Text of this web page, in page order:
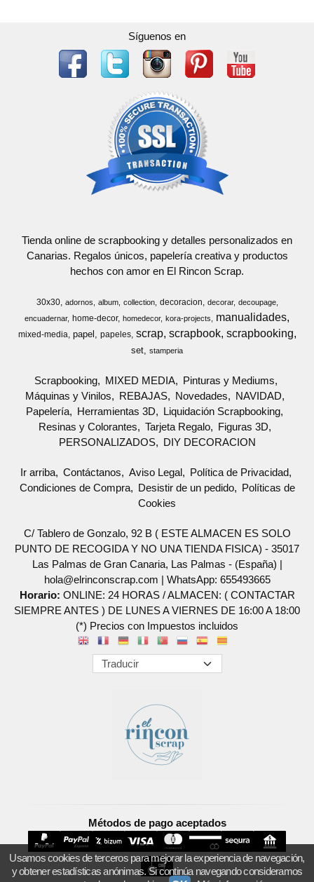
Síguenos en
Tienda online de scrapbooking y detalles personalizados en
Canarias. Regalos únicos, papelería creativa y productos
hechos con amor en El Rincon Scrap.
30x30 adornos album collection decoracion decorar
decoupage
encuadernar
home-decor homedecor kora-projects manualidades
mixed-media papel papeles scrap scrapbook scrapbooking
set stamperia
Scrapbooking MIXED MEDIA
Pinturas y Mediums
Máquinas y Vinilos
REBAJAS Novedades
NAVIDAD
Papelería
Herramientas 3D
Liquidación Scrapbooking
Resinas y Colorantes
Tarjeta Regalo
Figuras 3D
PERSONALIZADOS
DIY DECORACION
Ir arriba Contáctanos Aviso Legal
Política de Privacidad
Condiciones de Compra
Desistir de un pedido
Políticas de
Cookies
C/ Tablero de Gonzalo, 92 B ( ESTE ALMACEN ES SOLO
PUNTO DE RECOGIDA Y NO UNA TIENDA FISICA) - 35017
Las Palmas de Gran Canaria, Las Palmas - (España) |
hola@elrinconscrap.com | WhatsApp: 655493665
Horario: ONLINE: 24 HORAS / ALMACEN: ( CONTACTAR
SIEMPRE ANTES ) DE LUNES A VIERNES DE 16:00 A 18:00
(*) Precios con Impuestos incluidos
Métodos de pago aceptados
Usamos cookies de terceros para mejorar la experiencia de navegación,
y obtener estadísticas anónimas. Si continúa navegando consideramos